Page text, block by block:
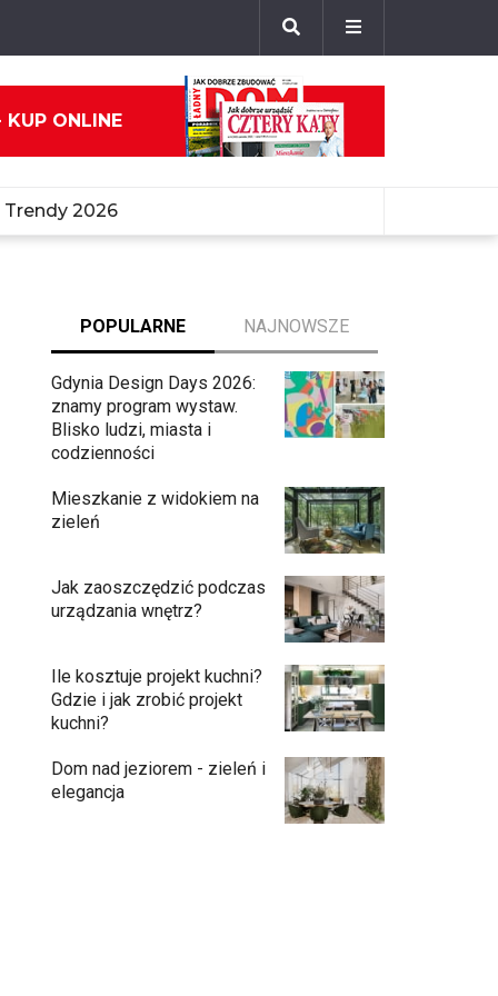
KUP ONLINE
Trendy 2026
POPULARNE NAJNOWSZE
Gdynia Design Days 2026:
znamy program wystaw.
Blisko ludzi, miasta i
codzienności
Mieszkanie z widokiem na
zieleń
Jak zaoszczędzić podczas
urządzania wnętrz?
Ile kosztuje projekt kuchni?
Gdzie i jak zrobić projekt
kuchni?
Dom nad jeziorem - zieleń i
elegancja